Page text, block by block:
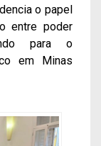
o papel
entre poder
para o
em Minas